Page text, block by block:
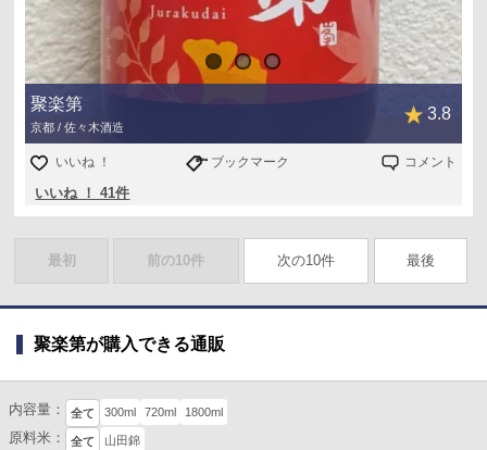
聚楽第
京都 / 佐々木酒造
3.8
いいね ！ ブックマーク コメント
いいね ！ 41件
最初 前の10件 次の10件 最後
聚楽第が購入できる通販
内容量： 全て 300ml 720ml 1800ml
原料米： 全て 山田錦